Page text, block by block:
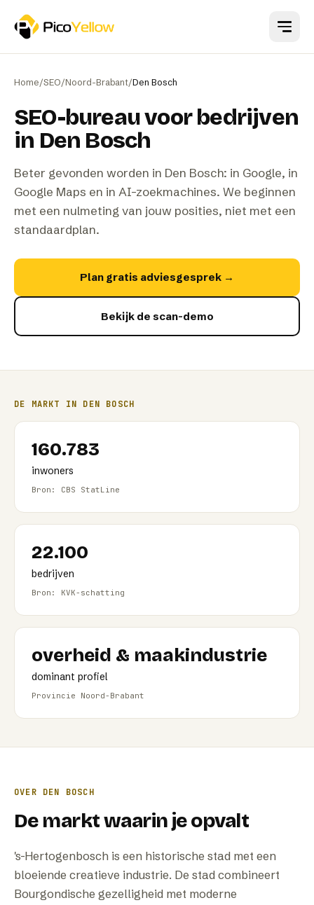
Home/SEO/Noord-Brabant/Den Bosch
SEO-bureau voor bedrijven
in Den Bosch
Beter gevonden worden in Den Bosch: in Google, in
Google Maps en in AI-zoekmachines. We beginnen
met een nulmeting van jouw posities, niet met een
standaardplan.
Plan gratis adviesgesprek →
Bekijk de scan-demo
DE MARKT IN DEN BOSCH
160.783
inwoners
Bron: CBS StatLine
22.100
bedrijven
Bron: KVK-schatting
overheid & maakindustrie
dominant profiel
Provincie Noord-Brabant
OVER DEN BOSCH
De markt waarin je opvalt
's-Hertogenbosch is een historische stad met een
bloeiende creatieve industrie. De stad combineert
Bourgondische gezelligheid met moderne